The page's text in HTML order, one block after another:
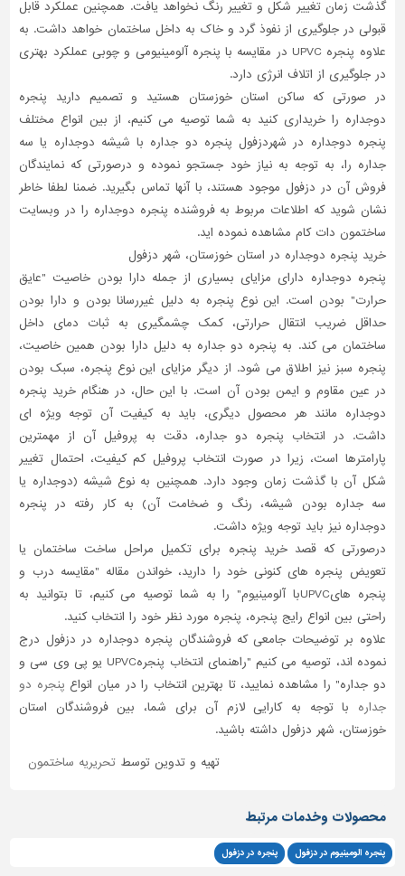
گذشت زمان تغییر شکل و تغییر رنگ نخواهد یافت. همچنین عملکرد قابل
قبولی در جلوگیری از نفوذ گرد و خاک به داخل ساختمان خواهد داشت. به
علاوه پنجره UPVC در مقایسه با پنجره آلومینیومی و چوبی عملکرد بهتری
در جلوگیری از اتلاف انرژی دارد.
در صورتی که ساکن استان خوزستان هستید و تصمیم دارید پنجره
دوجداره را خریداری کنید به شما توصیه می کنیم، از بین انواع مختلف
پنجره دوجداره در شهردزفول پنجره دو جداره با شیشه دوجداره یا سه
جداره را، به توجه به نیاز خود جستجو نموده و درصورتی که نمایندگان
فروش آن در دزفول موجود هستند، با آنها تماس بگیرید. ضمنا لطفا خاطر
نشان شوید که اطلاعات مربوط به فروشنده پنجره دوجداره را در وبسایت
ساختمون دات کام مشاهده نموده اید.
خرید پنجره دوجداره در استان خوزستان، شهر دزفول
پنجره دوجداره دارای مزایای بسیاری از جمله دارا بودن خاصیت "عایق
حرارت" بودن است. این نوع پنجره به دلیل غیررسانا بودن و دارا بودن
حداقل ضریب انتقال حرارتی، کمک چشمگیری به ثبات دمای داخل
ساختمان می کند. به پنجره دو جداره به دلیل دارا بودن همین خاصیت،
پنجره سبز نیز اطلاق می شود. از دیگر مزایای این نوع پنجره، سبک بودن
در عین مقاوم و ایمن بودن آن است. با این حال، در هنگام خرید پنجره
دوجداره مانند هر محصول دیگری، باید به کیفیت آن توجه ویژه ای
داشت. در انتخاب پنجره دو جداره، دقت به پروفیل آن از مهمترین
پارامترها است، زیرا در صورت انتخاب پروفیل کم کیفیت، احتمال تغییر
شکل آن با گذشت زمان وجود دارد. همچنین به نوع شیشه (دوجداره یا
سه جداره بودن شیشه، رنگ و ضخامت آن) به کار رفته در پنجره
دوجداره نیز باید توجه ویژه داشت.
درصورتی که قصد خرید پنجره برای تکمیل مراحل ساخت ساختمان یا
تعویض پنجره های کنونی خود را دارید، خواندن مقاله "مقایسه درب و
پنجره هایUPVCبا آلومینیوم" را به شما توصیه می کنیم، تا بتوانید به
راحتی بین انواع رایج پنجره، پنجره مورد نظر خود را انتخاب کنید.
علاوه بر توضیحات جامعی که فروشندگان پنجره دوجداره در دزفول درج
نموده اند، توصیه می کنیم "راهنمای انتخاب پنجرهUPVC یو پی وی سی و
دو جداره" را مشاهده نمایید، تا بهترین انتخاب را در میان انواع پنجره دو
جداره با توجه به کارایی لازم آن برای شما، بین فروشندگان استان
خوزستان، شهر دزفول داشته باشید.
تهیه و تدوین توسط تحریریه ساختمون
محصولات وخدمات مرتبط
پنجره الومینیوم در دزفول پنجره در دزفول